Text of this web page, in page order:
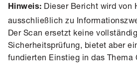
Hinweis: Dieser Bericht wird von
ausschließlich zu
Der Scan ersetzt keine
Sicherheitsprüfung, bietet aber
fundierten Einstieg in das Thema